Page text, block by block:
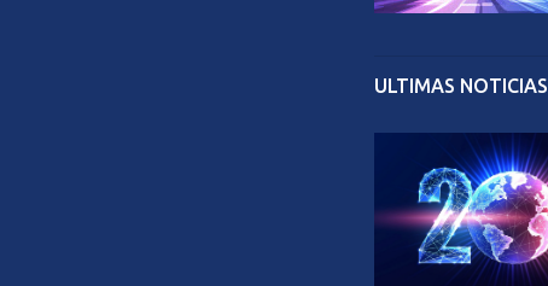
ULTIMAS NOTICIAS